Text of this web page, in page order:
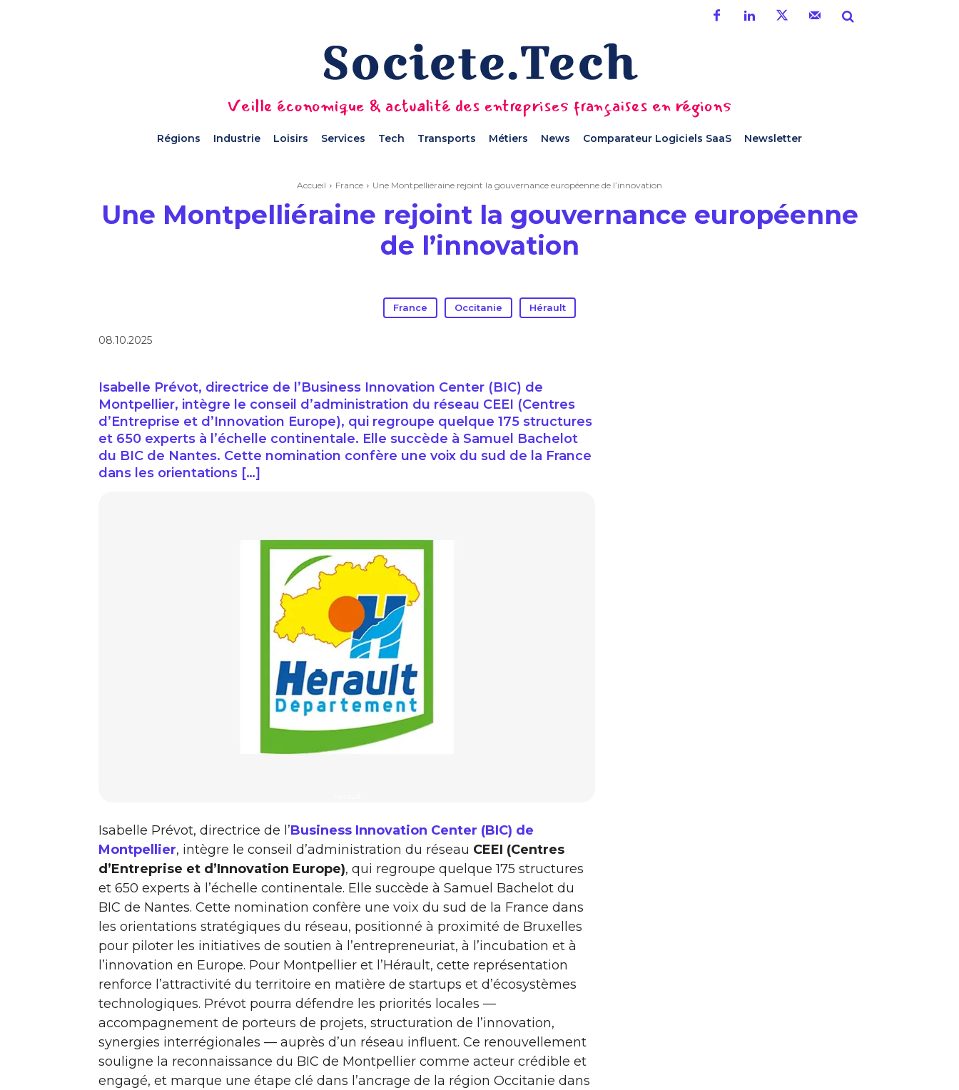
Veille économique & actualité des entreprises françaises en régions
Régions Industrie Loisirs Services Tech Transports Métiers News Comparateur Logiciels SaaS Newsletter
Accueil France Une Montpelliéraine rejoint la gouvernance européenne de l’innovation
Une Montpelliéraine rejoint la gouvernance européenne
de l’innovation
France Occitanie Hérault
08.10.2025
Isabelle Prévot, directrice de l’Business Innovation Center (BIC) de
Montpellier, intègre le conseil d’administration du réseau CEEI (Centres
d’Entreprise et d’Innovation Europe), qui regroupe quelque 175 structures
et 650 experts à l’échelle continentale. Elle succède à Samuel Bachelot
du BIC de Nantes. Cette nomination confère une voix du sud de la France
dans les orientations […]
Isabelle Prévot, directrice de l’Business Innovation Center (BIC) de
Montpellier, intègre le conseil d’administration du réseau CEEI (Centres
d’Entreprise et d’Innovation Europe), qui regroupe quelque 175 structures
et 650 experts à l’échelle continentale. Elle succède à Samuel Bachelot du
BIC de Nantes. Cette nomination confère une voix du sud de la France dans
les orientations stratégiques du réseau, positionné à proximité de Bruxelles
pour piloter les initiatives de soutien à l’entrepreneuriat, à l’incubation et à
l’innovation en Europe. Pour Montpellier et l’Hérault, cette représentation
renforce l’attractivité du territoire en matière de startups et d’écosystèmes
technologiques. Prévot pourra défendre les priorités locales —
accompagnement de porteurs de projets, structuration de l’innovation,
synergies inter­région­­ales — auprès d’un réseau influent. Ce renouvellement
souligne la reconnaissance du BIC de Montpellier comme acteur crédible et
engagé, et marque une étape clé dans l’ancrage de la région Occitanie dans